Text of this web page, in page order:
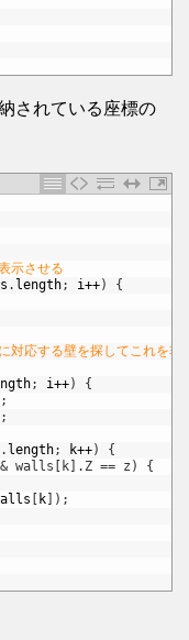
されている座標の
示させる
. length; i++)
{
応する壁を探してこれを非
; i++)
{
;
;
. length; k++)
{
walls[k].Z == z) {
k ) ;